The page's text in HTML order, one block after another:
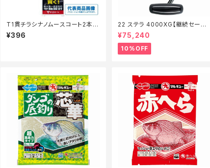
T1貫チラシナノムースコート2本ヤ
ナギ仕掛7.5-1.2
¥396
22 ステラ 4000XG【継続セール_
リール】【10】
¥75,240
10%OFF